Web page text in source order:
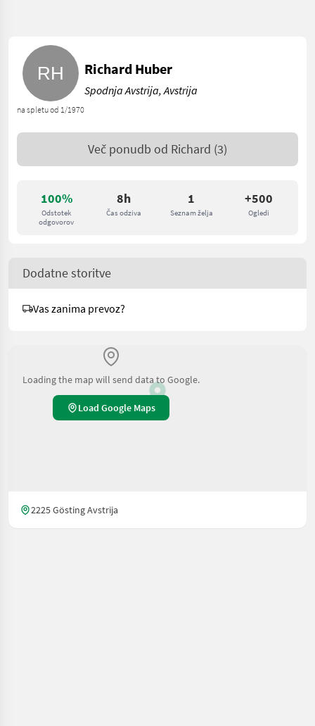
100%
Odstotek
odgovorov
8h
Čas odziva
1
Seznam želja
+500
Ogledi
na spletu od 1/1970
Richard Huber
Spodnja Avstrija, Avstrija
Več ponudb od Richard (3)
Dodatne storitve
Vas zanima prevoz?
Loading the map will send data to Google.
Load Google Maps
2225 Gösting Avstrija